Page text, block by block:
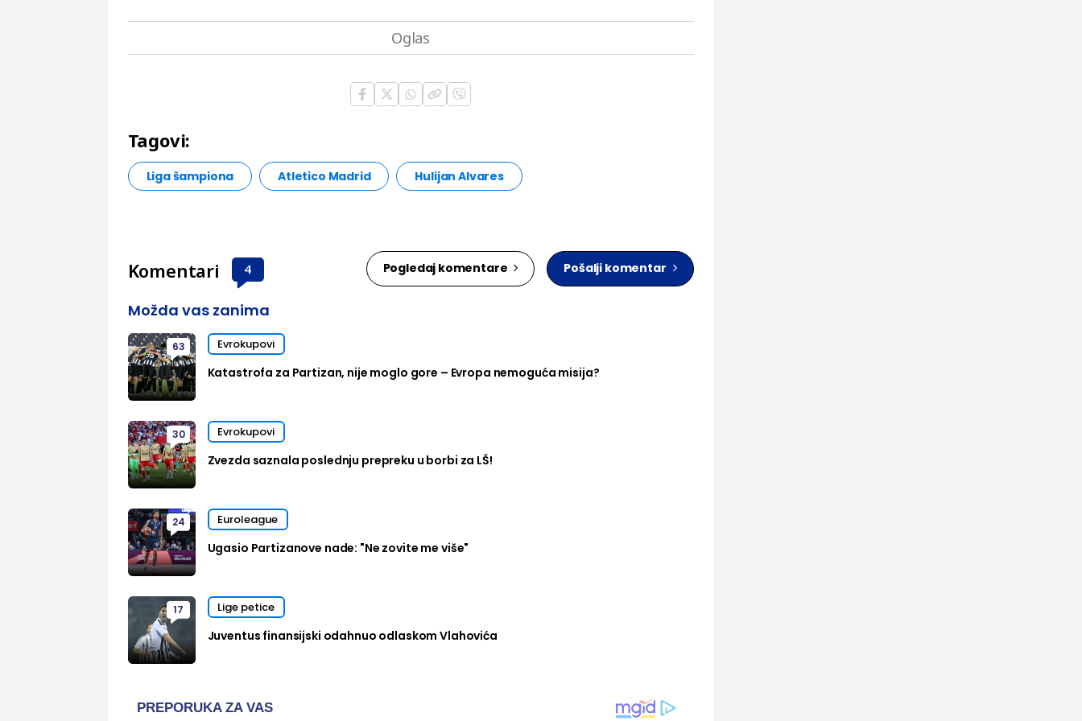
Tagovi:
Liga šampiona Atletico Madrid Hulijan Alvares
Komentari 4 Pogledaj komentare Pošalji komentar
Možda vas zanima
63 Evrokupovi
Katastrofa za Partizan, nije moglo gore – Evropa nemoguća misija?
30 Evrokupovi
Zvezda saznala poslednju prepreku u borbi za LŠ!
24 Euroleague
Ugasio Partizanove nade: "Ne zovite me više"
17 Lige petice
Juventus finansijski odahnuo odlaskom Vlahovića
PREPORUKA ZA VAS